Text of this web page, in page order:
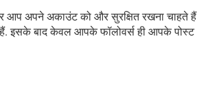
आप अपने अकाउंट को और सुरक्षित रखना चाहते हैं
इसके बाद केवल आपके फॉलोवर्स ही आपके पोस्ट